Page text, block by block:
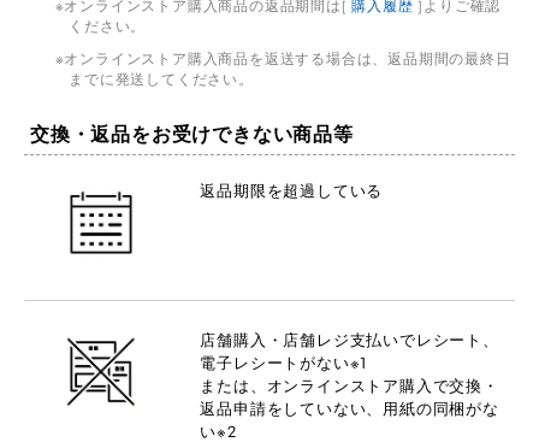
オンラインストア購入商品の返品期間は[購入履歴 ]よりご確認
ください。
オンラインストア購入商品を返送する場合は、返品期間の最終日
までに発送してください。
交換・返品をお受けできない商品等
返品期限を超過している
店舗購入・店舗レジ支払いでレシート、
電子レシートがない※1
または、オンラインストア購入で交換・
返品申請をしていない、用紙の同梱がな
い※2